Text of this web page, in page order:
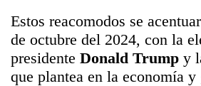
Estos reacomodos se
de octubre del 2024, con la
presidente Donald Trump y
que plantea en la economía